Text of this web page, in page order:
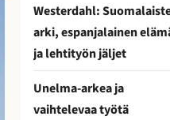
Westerdahl:
arki, espanjalainen
ja lehtityön jäljet
Unelma-arkea ja
vaihtelevaa työtä